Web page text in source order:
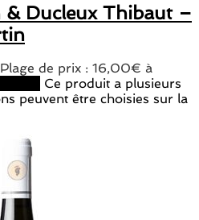
& Ducleux Thibaut –
Plage de prix : 16,00€ à
Ce produit a plusieurs
peuvent être choisies sur la